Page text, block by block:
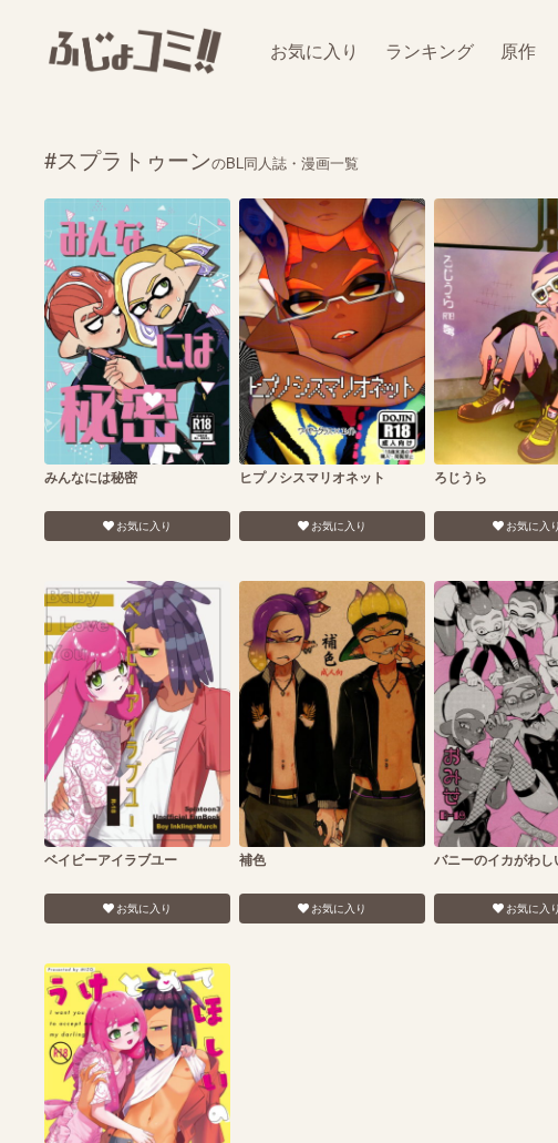
お気に入り ランキング 原作
#スプラトゥーンのBL同人誌・漫画一覧
みんなには秘密
お気に入り
ヒプノシスマリオネット
お気に入り
ろじうら
お気に入り
ベイビーアイラブユー
お気に入り
補色
お気に入り
バニーのイカがわし
お気に入り